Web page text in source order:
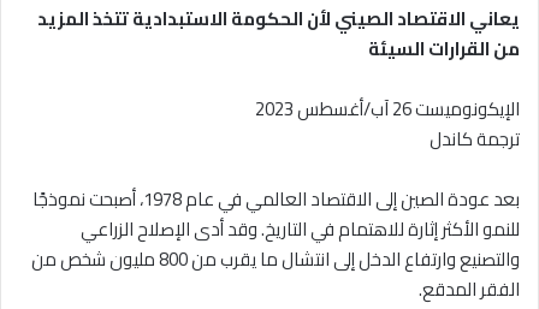
يعاني الاقتصاد الصيني لأن الحكومة الاستبدادية تتخذالمزيد
من القرارات السيئة
الإيكونوميست 26 آب/أغسطس 2023
ترجمة كاندل
بعد عودة الصين إلى الاقتصاد العالمي في عام 1978، أصبحت نموذجًا
للنمو الأكثر إثارة للاهتمام في التاريخ. وقد أدى الإصلاح الزراعي
والتصنيع وارتفاع الدخل إلى انتشال ما يقرب من 800 مليون شخص من
الفقر المدقع.